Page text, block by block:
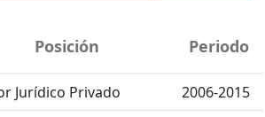
Posición Periodo
Jurídico Privado
2006-2015